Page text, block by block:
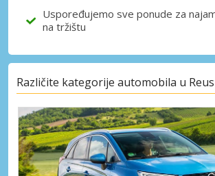
Uspoređujemo sve ponude za
na tržištu
Različite kategorije automobila u Reus